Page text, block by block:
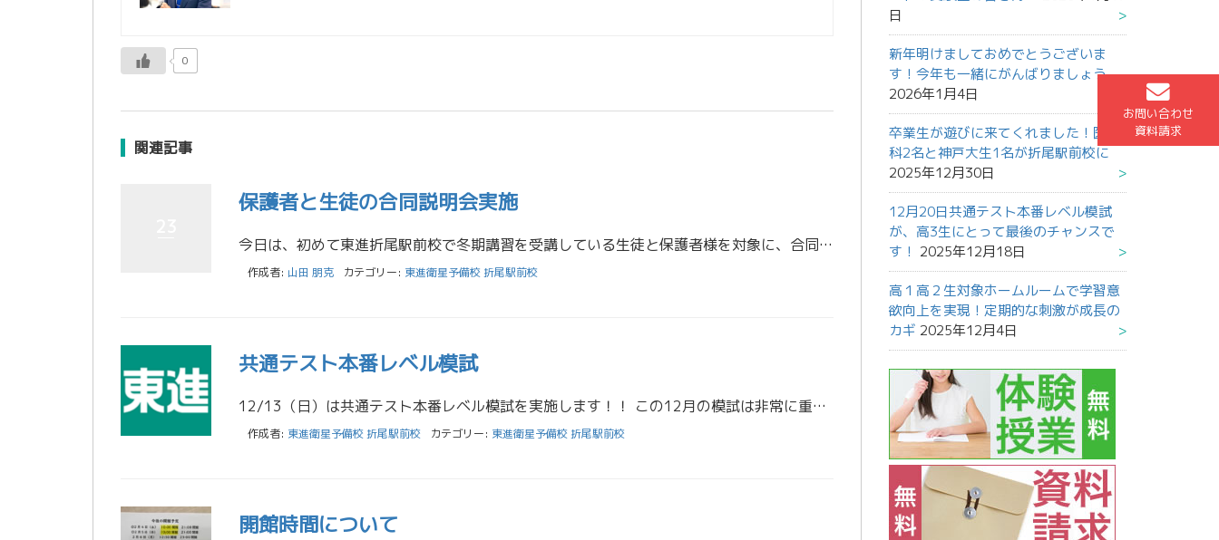
お問い合わせ
資料請求
0
関連記事
保護者と生徒の合同説明会実施
今日は、初めて東進折尾駅前校で冬期講習を受講している生徒と保護者様を対象に、合同説明会を実施します。 高校2年生は、学習指導要領が変更されて初めて迎える大学入試、そこに向けての学習スケジュールをお話する予定です。 保護者 […]
作成者: 山田 朋克 カテゴリー: 東進衛星予備校 折尾駅前校
共通テスト本番レベル模試
12/13（日）は共通テスト本番レベル模試を実施します！！ この12月の模試は非常に重要な模試です！！ 高3生にとっては大学入学共通テスト本番に向けての最終確認の模試になります。 出陣式でも話したように受験した上で、しっ […]
作成者: 東進衛星予備校 折尾駅前校 カテゴリー: 東進衛星予備校 折尾駅前校
開館時間について
日
新年明けましておめでとうございま
す！今年も一緒にがんばりましょう
2026年1月4日
卒業生が遊びに来てくれました！医学
科2名と神戸大生1名が折尾駅前校に
2025年12月30日
12月20日共通テスト本番レベル模試
が、高3生にとって最後のチャンスで
す！ 2025年12月18日
高１高２生対象ホームルームで学習意
欲向上を実現！定期的な刺激が成長の
カギ 2025年12月4日